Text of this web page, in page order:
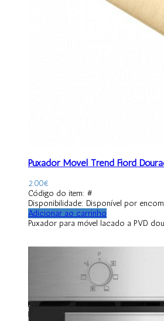
Puxador Móvel Trend Fiord
2.00€
Código do item: #
Disponibilidade: Disponível por
Adicionar ao carrinho
Puxador para móvel lacado a PVD